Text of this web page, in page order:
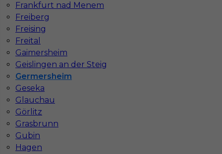
Frankfurt nad Menem
Freiberg
Freising
Freital
Gaimersheim
Geislingen an der Steig
Germersheim
Geseka
Glauchau
Görlitz
Grasbrunn
Gubin
Hagen
Stawka 15 - 17 € / h
Praca betoniarz Niemcy
Kategoria